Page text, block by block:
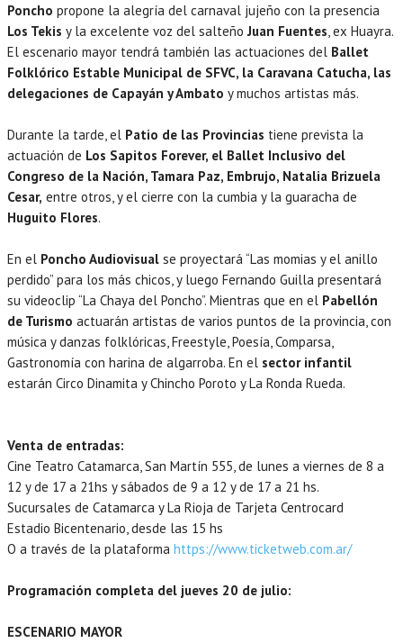
Poncho propone la alegría del carnaval jujeño con la presencia
Los Tekis y la excelente voz del salteño Juan Fuentes, ex Huayra.
El escenario mayor tendrá también las actuaciones del Ballet
Folklórico Estable Municipal de SFVC, la Caravana Catucha, las
delegaciones de Capayán y Ambato y muchos artistas más.
Durante la tarde, el Patio de las Provincias tiene prevista la
actuación de Los Sapitos Forever, el Ballet Inclusivo del
Congreso de la Nación, Tamara Paz, Embrujo, Natalia Brizuela
Cesar, entre otros, y el cierre con la cumbia y la guaracha de
Huguito Flores.
En el Poncho Audiovisual se proyectará “Las momias y el anillo
perdido” para los más chicos, y luego Fernando Guilla presentará
su videoclip “La Chaya del Poncho”. Mientras que en el Pabellón
de Turismo actuarán artistas de varios puntos de la provincia, con
música y danzas folklóricas, Freestyle, Poesía, Comparsa,
Gastronomía con harina de algarroba. En el sector infantil
estarán Circo Dinamita y Chincho Poroto y La Ronda Rueda.
Venta de entradas:
Cine Teatro Catamarca, San Martín 555, de lunes a viernes de 8 a
12 y de 17 a 21hs y sábados de 9 a 12 y de 17 a 21 hs.
Sucursales de Catamarca y La Rioja de Tarjeta Centrocard
Estadio Bicentenario, desde las 15 hs
O a través de la plataforma https://www.ticketweb.com.ar/
Programación completa del jueves 20 de julio:
ESCENARIO MAYOR